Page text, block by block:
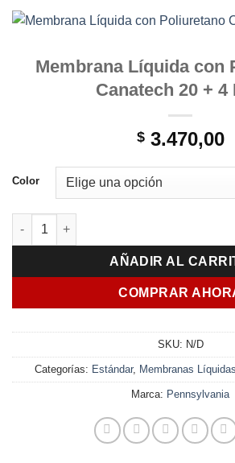
Membrana Líquida con
Canatech 20 + 4
$3.470,00
Color
Membrana Líquida con Poliuretano
AÑADIR AL
COMPRAR
SKU: N/D
Categorías: Estándar, Membranas Líquidas
Marca: Pennsylvania